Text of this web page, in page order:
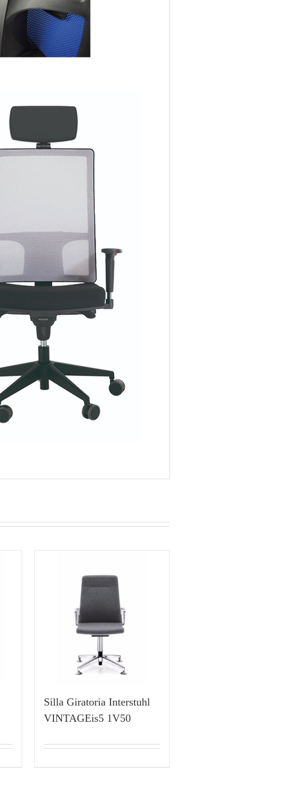
Silla Giratoria Interstuhl
VINTAGEis5 1V50